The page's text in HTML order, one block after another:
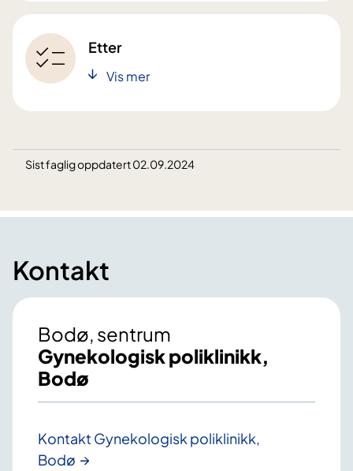
Etter
Vis mer
Sist faglig oppdatert 02.09.2024
Kontakt
Bodø, sentrum
Gynekologisk poliklinikk,
Bodø
Kontakt Gynekologisk poliklinikk,
Bodø